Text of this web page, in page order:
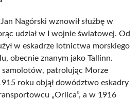
Nagórski wznowił służbę w
udział w I wojnie światowej. Od
w eskadrze lotnictwa morskiego
obecnie znanym jako Tallinn.
samolotów, patrolując Morze
roku objął dowództwo eskadry
„Orlica”, a w 1916